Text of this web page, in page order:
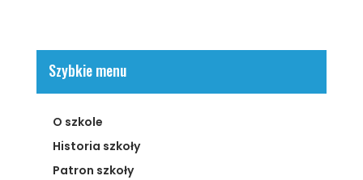
Szybkie menu
O szkole
Historia szkoły
Patron szkoły